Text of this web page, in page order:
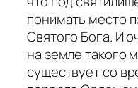
понимать место
Святого Бога. И
на земле такого
существует со